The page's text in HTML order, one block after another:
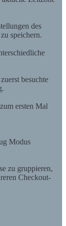
des
speichern.
besuchte
ersten Mal
Modus
zu gruppieren,
Checkout-